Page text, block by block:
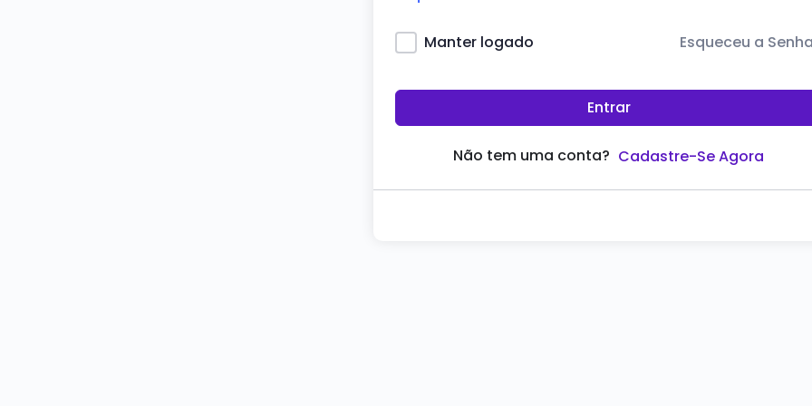
Manter logado Esqueceu a
Entrar
Não tem uma conta? Cadastre-Se Agora